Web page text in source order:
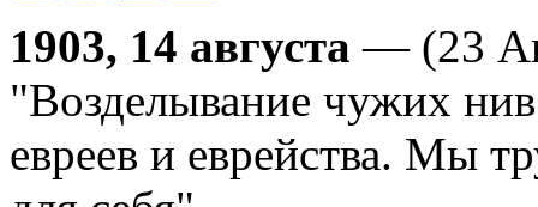
1903, 14 августа — (23
"Возделывание чужих
евреев и еврейства. Мы